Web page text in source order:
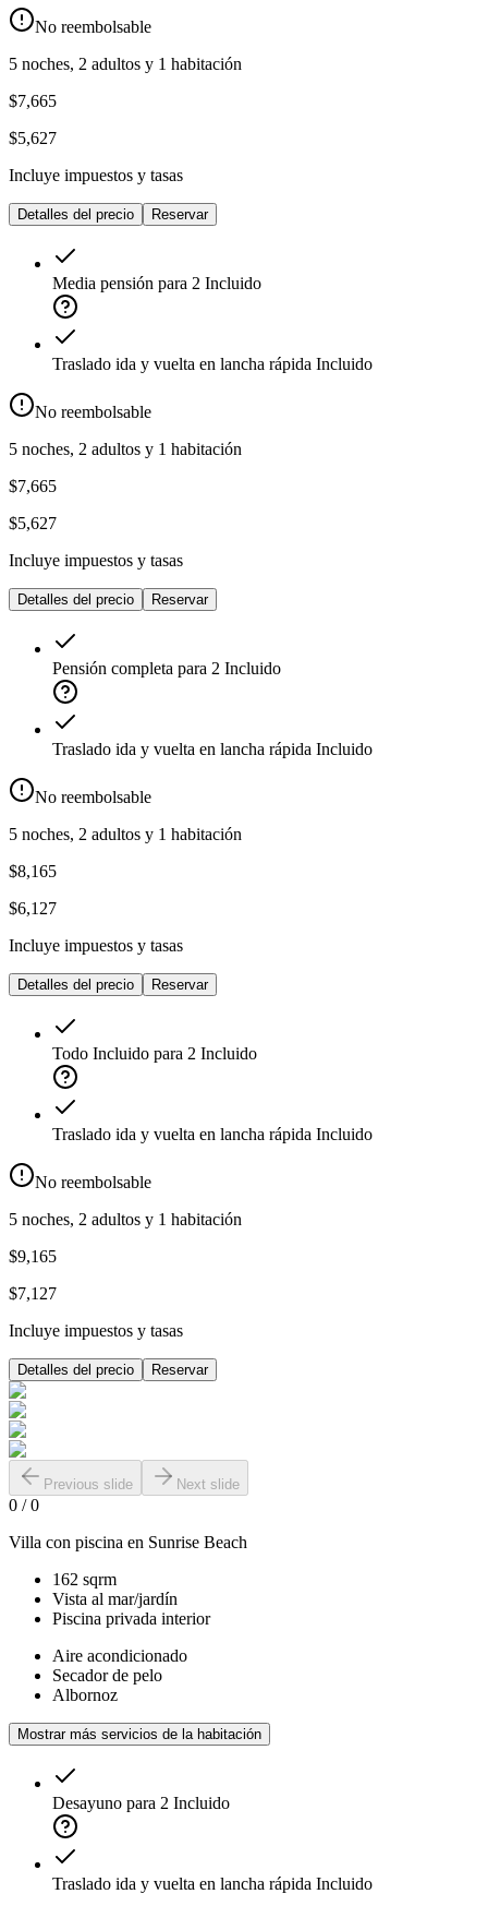
No reembolsable
5 noches, 2 adultos y 1 habitación
$7,665
$5,627
Incluye impuestos y tasas
Detalles del precio Reservar
Media pensión para 2 Incluido
Traslado ida y vuelta en lancha rápida Incluido
No reembolsable
5 noches, 2 adultos y 1 habitación
$7,665
$5,627
Incluye impuestos y tasas
Detalles del precio Reservar
Pensión completa para 2 Incluido
Traslado ida y vuelta en lancha rápida Incluido
No reembolsable
5 noches, 2 adultos y 1 habitación
$8,165
$6,127
Incluye impuestos y tasas
Detalles del precio Reservar
Todo Incluido para 2 Incluido
Traslado ida y vuelta en lancha rápida Incluido
No reembolsable
5 noches, 2 adultos y 1 habitación
$9,165
$7,127
Incluye impuestos y tasas
Detalles del precio Reservar
Previous slide Next slide
0 /0
Villa con piscina en Sunrise Beach
162 sqrm
Vista al mar/jardín
Piscina privada interior
Aire acondicionado
Secador de pelo
Albornoz
Mostrar más servicios de la habitación
Desayuno para 2 Incluido
Traslado ida y vuelta en lancha rápida Incluido